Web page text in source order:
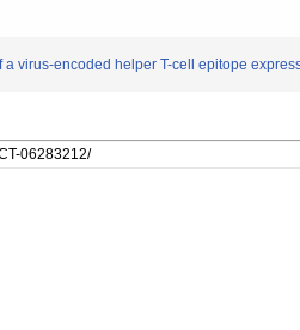
a virus-encoded helper T-cell epitope